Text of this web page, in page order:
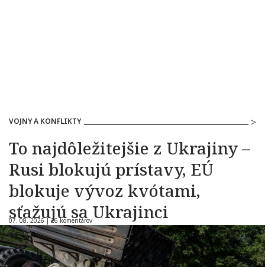
VOJNY A KONFLIKTY
To najdôležitejšie z Ukrajiny –
Rusi blokujú prístavy, EÚ
blokuje vývoz kvótami,
sťažujú sa Ukrajinci
07. 08. 2026 |26 komentárov